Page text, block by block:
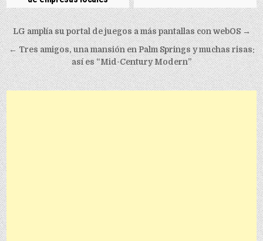
Post navigation
LG amplía su portal de juegos a más pantallas con webOS →
← Tres amigos, una mansión en Palm Springs y muchas risas:
así es “Mid-Century Modern”